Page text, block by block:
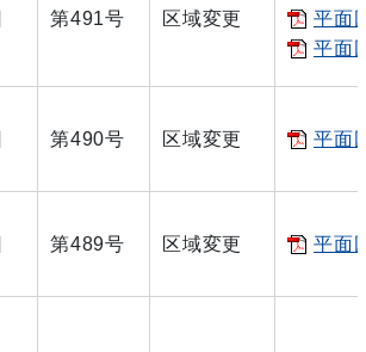
第491号 区域変更
平面
平面
第490号 区域変更 平面
第489号 区域変更 平面